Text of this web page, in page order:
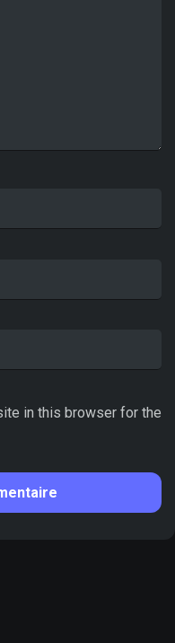
in this browser for the